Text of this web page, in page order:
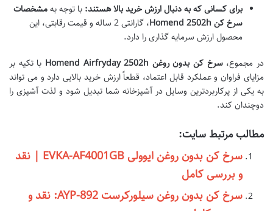
برای کسانی که به دنبال ارزش خرید بالا هستند: با توجه بهمشخصات
سرخ کن Homend 2502h
، گارانتی 2 ساله و قیمت رقابتی، این
محصول ارزش سرمایه گذاری را دارد.
در مجموع،سرخ کن بدون روغن Homend Airfryday 2502h
با تکیه بر
مزایای فراوان و عملکرد قابل اعتماد، قطعاً ارزش خرید بالایی دارد و می تواند
به یکی از پرکاربردترین وسایل در آشپزخانه شما تبدیل شود و لذت آشپزی را
دوچندان کند.
مطالب مرتبط سایت:
سرخ کن بدون روغن ایوولی EVKA-AF4001GB | نقد
و بررسی کامل
سرخ کن بدون روغن سیلورکرست AYP-892: نقد و